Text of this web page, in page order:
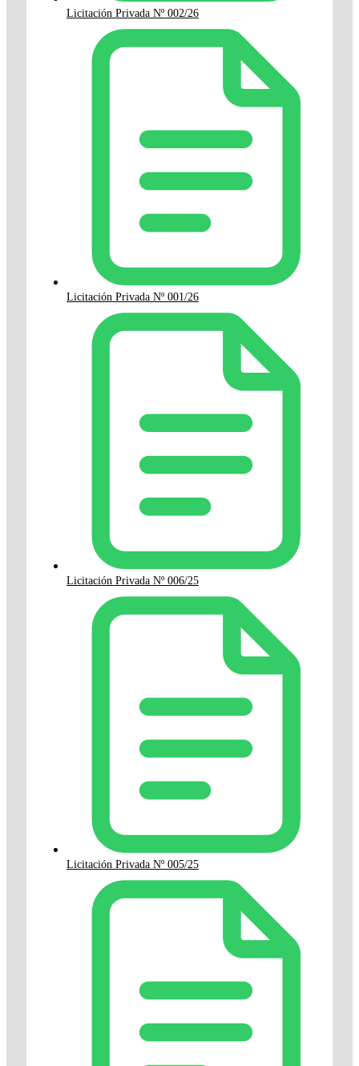
Licitación Privada Nº 002/26
Licitación Privada Nº 001/26
Licitación Privada Nº 006/25
Licitación Privada Nº 005/25